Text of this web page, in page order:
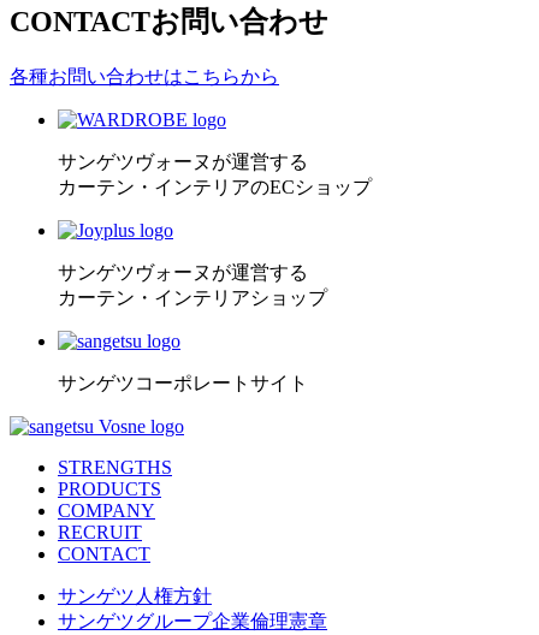
CONTACTお問い合わせ
各種お問い合わせはこちらから
サンゲツヴォーヌが運営する
カーテン・インテリアのECショップ
サンゲツヴォーヌが運営する
カーテン・インテリアショップ
サンゲツコーポレートサイト
STRENGTHS
PRODUCTS
COMPANY
RECRUIT
CONTACT
サンゲツ人権方針
サンゲツグループ企業倫理憲章